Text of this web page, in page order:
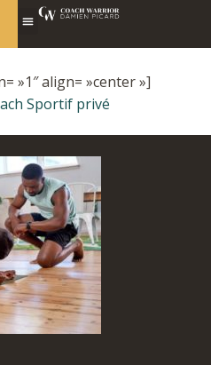
»1″ align= »center »]
Sportif privé